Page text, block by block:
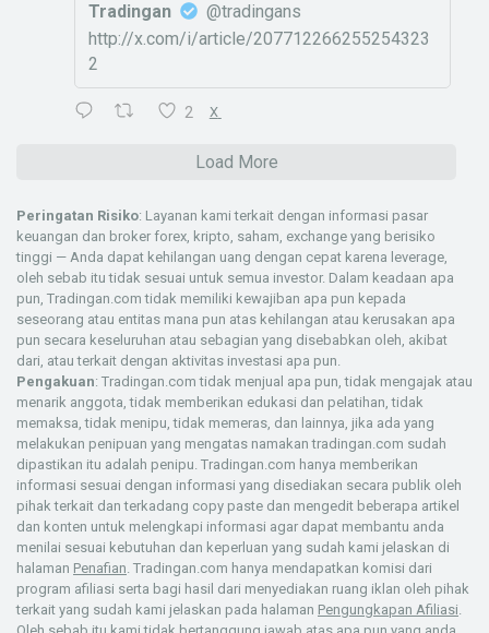
Tradingan
@tradingans
http://x.com/i/article/207712266255254323
2
2 X
Load More
Peringatan Risiko: Layanan kami terkait dengan informasi pasar
keuangan dan broker forex, kripto, saham, exchange yang berisiko
tinggi — Anda dapat kehilangan uang dengan cepat karena leverage,
oleh sebab itu tidak sesuai untuk semua investor. Dalam keadaan apa
pun, Tradingan.com tidak memiliki kewajiban apa pun kepada
seseorang atau entitas mana pun atas kehilangan atau kerusakan apa
pun secara keseluruhan atau sebagian yang disebabkan oleh, akibat
dari, atau terkait dengan aktivitas investasi apa pun.
Pengakuan: Tradingan.com tidak menjual apa pun, tidak mengajak atau
menarik anggota, tidak memberikan edukasi dan pelatihan, tidak
memaksa, tidak menipu, tidak memeras, dan lainnya, jika ada yang
melakukan penipuan yang mengatas namakan tradingan.com sudah
dipastikan itu adalah penipu. Tradingan.com hanya memberikan
informasi sesuai dengan informasi yang disediakan secara publik oleh
pihak terkait dan terkadang copy paste dan mengedit beberapa artikel
dan konten untuk melengkapi informasi agar dapat membantu anda
menilai sesuai kebutuhan dan keperluan yang sudah kami jelaskan di
halaman Penafian . Tradingan.com hanya mendapatkan komisi dari
program afiliasi serta bagi hasil dari menyediakan ruang iklan oleh pihak
terkait yang sudah kami jelaskan pada halaman Pengungkapan Afiliasi